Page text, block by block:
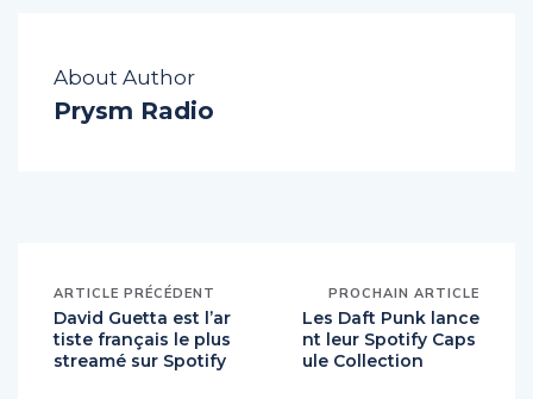
About Author
ARTICLE PRÉCÉDENT
David Guetta est l’ar
tiste français le plus
PROCHAIN ARTICLE
Les Daft Punk lance
nt leur Spotify Caps